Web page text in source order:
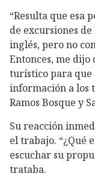
“Resulta que esa
de excursiones
inglés, pero no
Entonces, me dijo
turístico para que
información a los
Ramos Bosque y
Su reacción
el trabajo. “¿Qué
escuchar su
trataba.